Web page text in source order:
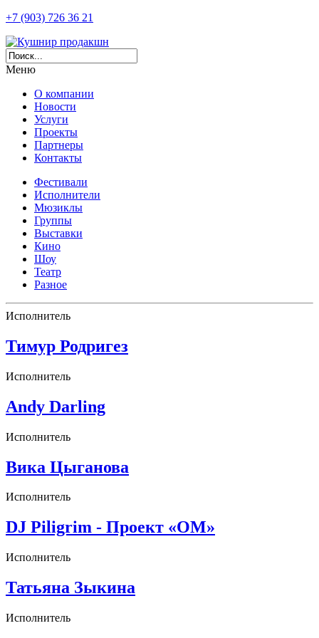
+7 (903) 726 36 21
Меню
О компании
Новости
Услуги
Проекты
Партнеры
Контакты
Фестивали
Исполнители
Мюзиклы
Группы
Выставки
Кино
Шоу
Театр
Разное
Исполнитель
Тимур Родригез
Исполнитель
Andy Darling
Исполнитель
Вика Цыганова
Исполнитель
DJ Piligrim - Проект «ОМ»
Исполнитель
Татьяна Зыкина
Исполнитель